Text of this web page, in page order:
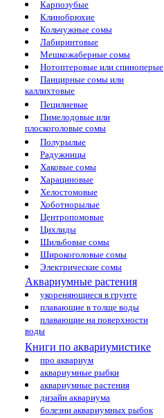
Карпозубые
Клинобрюхие
Кольчужные сомы
Лабиринтовые
Мешкожаберные сомы
Нотоптеровые или спиноперые
Панцирные сомы или
каллихтовые
Пецилиевые
Пимелодовые или
плоскоголовые сомы
Полурылые
Радужницы
Хаковые сомы
Харациновые
Хелостомовые
Хоботнорылые
Центропомовые
Цихлиды
Шильбовые сомы
Широкоголовые сомы
Электрические сомы
Аквариумные растения
укореняющиеся в грунте
плавающие в толще воды
плавающие на поверхности
воды
Книги по аквариумистике
про аквариум
аквариумные рыбки
аквариумные растения
дизайн аквариума
болезни аквариумных рыбок